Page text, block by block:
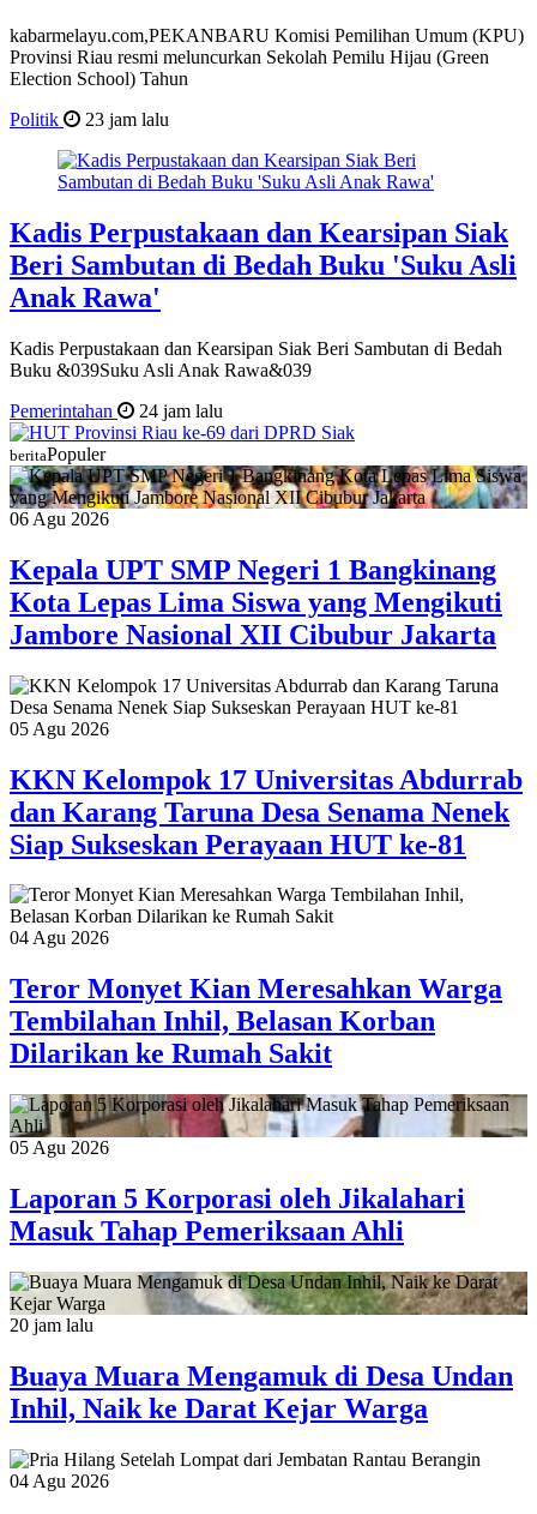
kabarmelayu.com,PEKANBARU Komisi Pemilihan Umum (KPU)
Provinsi Riau resmi meluncurkan Sekolah Pemilu Hijau (Green
Election School) Tahun
Politik
23 jam lalu
Kadis Perpustakaan dan Kearsipan Siak
Beri Sambutan di Bedah Buku 'Suku Asli
Anak Rawa'
Kadis Perpustakaan dan Kearsipan Siak Beri Sambutan di Bedah
Buku &039Suku Asli Anak Rawa&039
Pemerintahan
24 jam lalu
beritaPopuler
06 Agu 2026
Kepala UPT SMP Negeri 1 Bangkinang
Kota Lepas Lima Siswa yang Mengikuti
Jambore Nasional XII Cibubur Jakarta
05 Agu 2026
KKN Kelompok 17 Universitas Abdurrab
dan Karang Taruna Desa Senama Nenek
Siap Sukseskan Perayaan HUT ke-81
04 Agu 2026
Teror Monyet Kian Meresahkan Warga
Tembilahan Inhil, Belasan Korban
Dilarikan ke Rumah Sakit
05 Agu 2026
Laporan 5 Korporasi oleh Jikalahari
Masuk Tahap Pemeriksaan Ahli
20 jam lalu
Buaya Muara Mengamuk di Desa Undan
Inhil, Naik ke Darat Kejar Warga
04 Agu 2026